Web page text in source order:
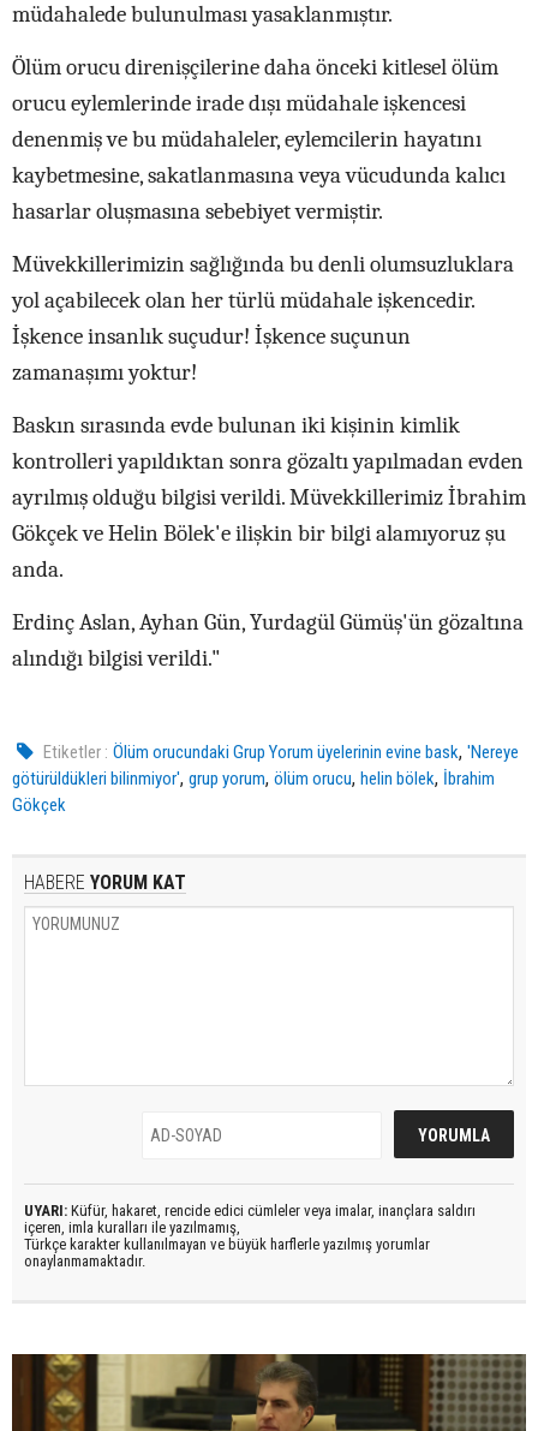
müdahalede bulunulması yasaklanmıştır.
Ölüm orucu direnişçilerine daha önceki kitlesel ölüm
orucu eylemlerinde irade dışı müdahale işkencesi
denenmiş ve bu müdahaleler, eylemcilerin hayatını
kaybetmesine, sakatlanmasına veya vücudunda kalıcı
hasarlar oluşmasına sebebiyet vermiştir.
Müvekkillerimizin sağlığında bu denli olumsuzluklara
yol açabilecek olan her türlü müdahale işkencedir.
İşkence insanlık suçudur! İşkence suçunun
zamanaşımı yoktur!
Baskın sırasında evde bulunan iki kişinin kimlik
kontrolleri yapıldıktan sonra gözaltı yapılmadan evden
ayrılmış olduğu bilgisi verildi. Müvekkillerimiz İbrahim
Gökçek ve Helin Bölek'e ilişkin bir bilgi alamıyoruz şu
anda.
Erdinç Aslan, Ayhan Gün, Yurdagül Gümüş'ün gözaltına
alındığı bilgisi verildi."
Etiketler : Ölüm orucundaki Grup Yorum üyelerinin evine bask,'Nereye
götürüldükleri bilinmiyor', grup yorum, ölüm orucu, helin bölek, İbrahim
Gökçek
HABERE YORUM KAT
UYARI: Küfür, hakaret, rencide edici cümleler veya imalar, inançlara saldırı
içeren, imla kuralları ile yazılmamış,
Türkçe karakter kullanılmayan ve büyük harflerle yazılmış yorumlar
onaylanmamaktadır.